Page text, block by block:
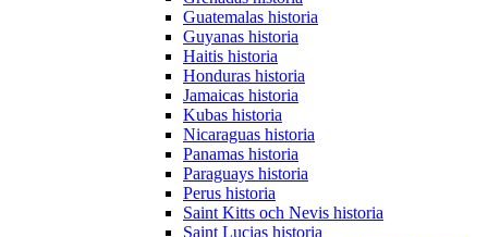
Guatemalas historia
Guyanas historia
Haitis historia
Honduras historia
Jamaicas historia
Kubas historia
Nicaraguas historia
Panamas historia
Paraguays historia
Perus historia
Saint Kitts och Nevis historia
Saint Lucias historia